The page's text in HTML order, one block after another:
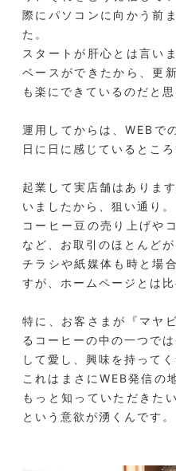
際にパソコンに向かう前
た。
スタートが肝心とは言い
ベースができたから、更
も楽にできているのだと思
運用してからは、WEBで
日に日に感じているところ
起業して実店舗はありま
いましたから、狙い通り。
コーヒー豆の売り上げや
など、お取引のほとんど
チラシや紙媒体も時と場
すが、ホームページとは
特に、お客さまが『マヤ
るコーヒーの中の一つで
して愛し、興味を持って
これはまさにWEB発信の
もっと知っていただきた
という意欲が湧くんです。